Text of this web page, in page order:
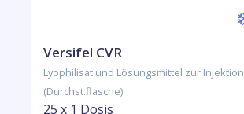
Versifel CVR
Lyophilisat und Lösungsmittel zur Injektion
(Durchst.flasche)
25 x 1 Dosis